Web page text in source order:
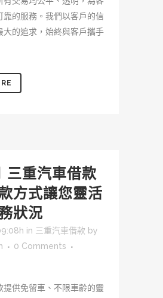
靠的服務。我們以客戶的信
大的追求，始終與客戶攜手
三重汽車借款
方式讓您靈活
狀況
in 三重汽車借款 by
0 Comments
提供免留車、不限車齡的靈